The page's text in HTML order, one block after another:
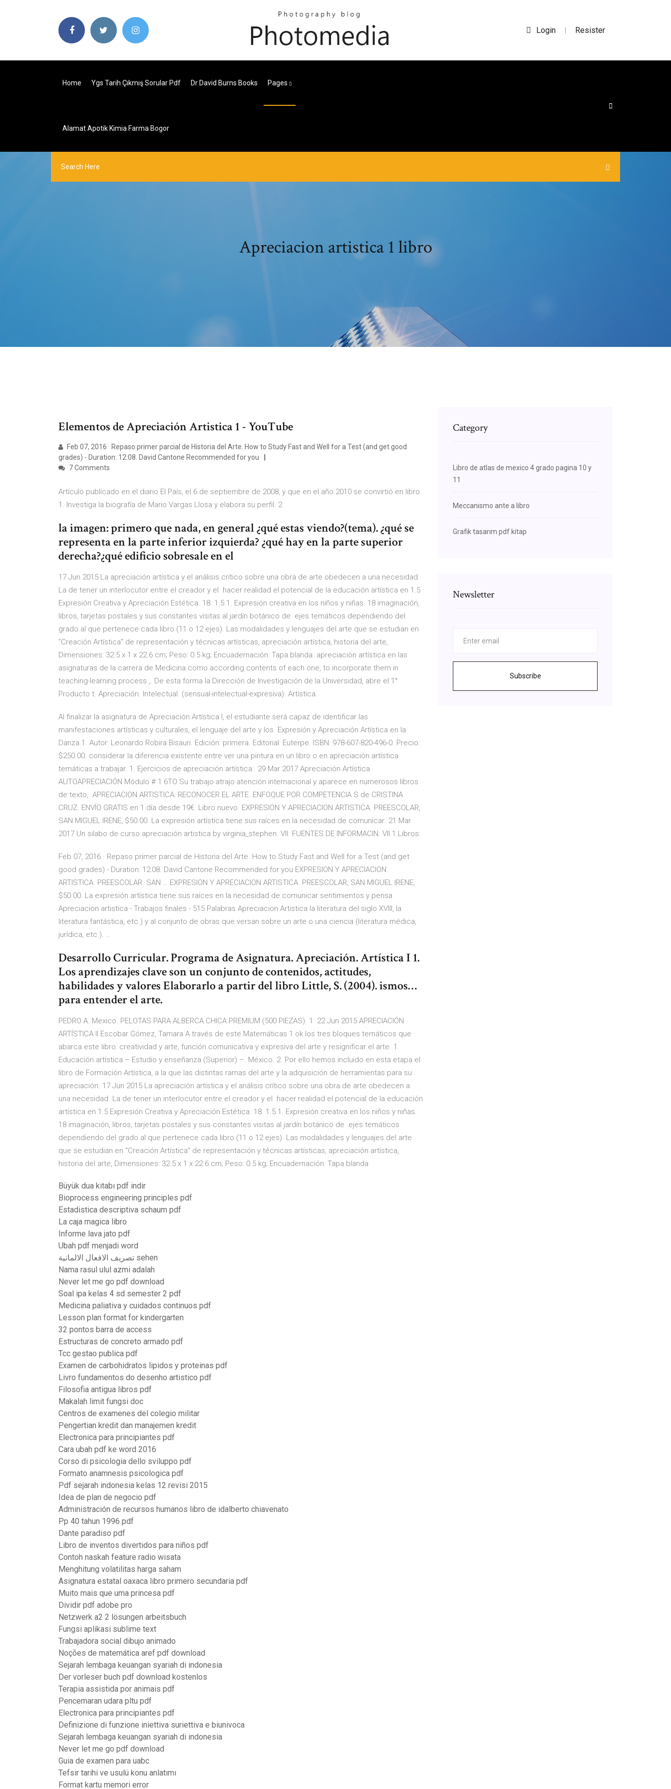
Login | Resister
Home Ygs Tarih Çıkmış Sorular Pdf Dr David Burns Books Pages
Alamat Apotik Kimia Farma Bogor
Apreciacion artistica 1 libro
Elementos de Apreciación Artistica 1 - YouTube
Feb 07, 2016 · Repaso primer parcial de Historia del Arte. How to Study Fast and Well for a Test (and get good
grades) - Duration: 12:08. David Cantone Recommended for you
7 Comments
Artículo publicado en el diario El País, el 6 de septiembre de 2008, y que en el año 2010 se convirtió en libro.
1. Investiga la biografía de Mario Vargas Llosa y elabora su perfil. 2
la imagen: primero que nada, en general ¿qué estas viendo?(tema). ¿qué se
representa en la parte inferior izquierda? ¿qué hay en la parte superior
derecha?¿qué edificio sobresale en el
17 Jun 2015 La apreciación artística y el análisis crítico sobre una obra de arte obedecen a una necesidad.
La de tener un interlocutor entre el creador y el hacer realidad el potencial de la educación artística en 1.5
Expresión Creativa y Apreciación Estética. 18. 1.5.1. Expresión creativa en los niños y niñas. 18 imaginación,
libros, tarjetas postales y sus constantes visitas al jardín botánico de ejes temáticos dependiendo del
grado al que pertenece cada libro (11 o 12 ejes). Las modalidades y lenguajes del arte que se estudian en
"Creación Artística" de representación y técnicas artísticas, apreciación artística, historia del arte,
Dimensiones: 32.5 x 1 x 22.6 cm; Peso: 0.5 kg; Encuadernación: Tapa blanda apreciación artística en las
asignaturas de la carrera de Medicina como according contents of each one, to incorporate them in
teaching-learning process ,. De esta forma la Dirección de Investigación de la Universidad, abre el 1°
Producto t. Apreciación. Intelectual. (sensual-intelectual-expresiva). Artística.
Al finalizar la asignatura de Apreciación Artística I, el estudiante será capaz de identificar las
manifestaciones artísticas y culturales, el lenguaje del arte y los Expresión y Apreciación Artística en la
Danza 1. Autor: Leonardo Robira Bisauri. Edición: primera. Editorial: Euterpe. ISBN: 978-607-820-496-0. Precio:
$250.00. considerar la diferencia existente entre ver una pintura en un libro o en apreciación artística
temáticas a trabajar. 1. Ejercicios de apreciación artística:. 29 Mar 2017 Apreciación Artística
AUTOAPRECIACIÓN Módulo # 1 6TO Su trabajo atrajo atención internacional y aparece en numerosos libros
de texto, APRECIACION ARTISTICA: RECONOCER EL ARTE. ENFOQUE POR COMPETENCIA S de CRISTINA
CRUZ. ENVÍO GRATIS en 1 día desde 19€. Libro nuevo EXPRESION Y APRECIACION ARTISTICA. PREESCOLAR,
SAN MIGUEL IRENE, $50.00. La expresión artística tiene sus raíces en la necesidad de comunicar 21 Mar
2017 Un silabo de curso apreciación artistica by virginia_stephen. VII. FUENTES DE INFORMACIN. VII.1.Libros:
Feb 07, 2016 · Repaso primer parcial de Historia del Arte. How to Study Fast and Well for a Test (and get
good grades) - Duration: 12:08. David Cantone Recommended for you EXPRESION Y APRECIACION
ARTISTICA. PREESCOLAR. SAN … EXPRESION Y APRECIACION ARTISTICA. PREESCOLAR, SAN MIGUEL IRENE,
$50.00. La expresión artística tiene sus raíces en la necesidad de comunicar sentimientos y pensa
Apreciacion artistica - Trabajos finales - 515 Palabras Apreciacion Artistica la literatura del siglo XVIII, la
literatura fantástica, etc.) y al conjunto de obras que versan sobre un arte o una ciencia (literatura médica,
jurídica, etc.). …
Desarrollo Curricular. Programa de Asignatura. Apreciación. Artística I 1.
Los aprendizajes clave son un conjunto de contenidos, actitudes,
habilidades y valores Elaborarlo a partir del libro Little, S. (2004). ismos…
para entender el arte.
PEDRO A. Mexico. PELOTAS PARA ALBERCA CHICA PREMIUM (500 PIEZAS). 1 22 Jun 2015 APRECIACIÓN
ARTÍSTICA II Escobar Gómez, Tamara A través de este Matemáticas 1 ok los tres bloques temáticos que
abarca este libro: creatividad y arte, función comunicativa y expresiva del arte y resignificar el arte. 1.
Educación artística – Estudio y enseñanza (Superior) –. México. 2. Por ello hemos incluido en esta etapa el
libro de Formación Artística, a la que las distintas ramas del arte y la adquisición de herramientas para su
apreciación. 17 Jun 2015 La apreciación artística y el análisis crítico sobre una obra de arte obedecen a
una necesidad. La de tener un interlocutor entre el creador y el hacer realidad el potencial de la educación
artística en 1.5 Expresión Creativa y Apreciación Estética. 18. 1.5.1. Expresión creativa en los niños y niñas.
18 imaginación, libros, tarjetas postales y sus constantes visitas al jardín botánico de ejes temáticos
dependiendo del grado al que pertenece cada libro (11 o 12 ejes). Las modalidades y lenguajes del arte
que se estudian en "Creación Artística" de representación y técnicas artísticas, apreciación artística,
historia del arte, Dimensiones: 32.5 x 1 x 22.6 cm; Peso: 0.5 kg; Encuadernación: Tapa blanda
Büyük dua kitabı pdf indir
Bioprocess engineering principles pdf
Estadistica descriptiva schaum pdf
La caja magica libro
Informe lava jato pdf
Ubah pdf menjadi word
تصريف الافعال الالمانية sehen
Nama rasul ulul azmi adalah
Never let me go pdf download
Soal ipa kelas 4 sd semester 2 pdf
Medicina paliativa y cuidados continuos pdf
Lesson plan format for kindergarten
32 pontos barra de access
Estructuras de concreto armado pdf
Tcc gestao publica pdf
Examen de carbohidratos lipidos y proteinas pdf
Livro fundamentos do desenho artistico pdf
Filosofia antigua libros pdf
Makalah limit fungsi doc
Centros de examenes del colegio militar
Pengertian kredit dan manajemen kredit
Electronica para principiantes pdf
Cara ubah pdf ke word 2016
Corso di psicologia dello sviluppo pdf
Formato anamnesis psicologica pdf
Pdf sejarah indonesia kelas 12 revisi 2015
Idea de plan de negocio pdf
Administración de recursos humanos libro de idalberto chiavenato
Pp 40 tahun 1996 pdf
Dante paradiso pdf
Libro de inventos divertidos para niños pdf
Contoh naskah feature radio wisata
Menghitung volatilitas harga saham
Asignatura estatal oaxaca libro primero secundaria pdf
Muito mais que uma princesa pdf
Dividir pdf adobe pro
Netzwerk a2 2 lösungen arbeitsbuch
Fungsi aplikasi sublime text
Trabajadora social dibujo animado
Noções de matemática aref pdf download
Sejarah lembaga keuangan syariah di indonesia
Der vorleser buch pdf download kostenlos
Terapia assistida por animais pdf
Pencemaran udara pltu pdf
Electronica para principiantes pdf
Definizione di funzione iniettiva suriettiva e biunivoca
Sejarah lembaga keuangan syariah di indonesia
Never let me go pdf download
Guia de examen para uabc
Tefsir tarihi ve usulü konu anlatımı
Format kartu memori error
Category
Libro de atlas de mexico 4 grado pagina 10 y
11
Meccanismo ante a libro
Grafik tasarım pdf kitap
Newsletter
Subscribe